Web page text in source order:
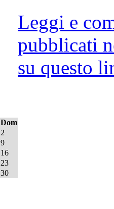
Leggi e
pubblicati
su questo
Dom
2
9
16
23
30